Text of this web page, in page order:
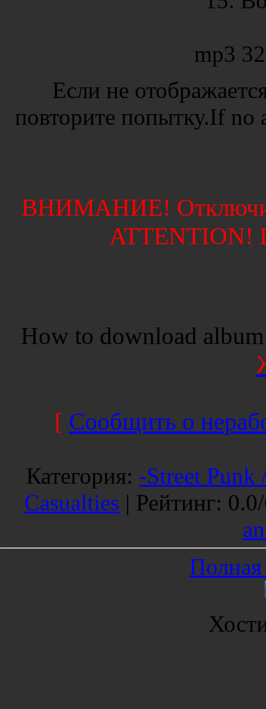
mp3
Если не
повторите попытку.If
ВНИМАНИЕ!
ATTENTION!
How to download
[ Сообщить о
Категория: -Street Punk
Casualties | Рейтинг: 0.0/
Полная